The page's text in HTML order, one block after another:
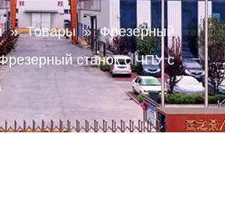
» Товары » Фрезерный
станок с ЧПУ с